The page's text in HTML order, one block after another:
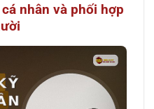
nhân và phối hợp